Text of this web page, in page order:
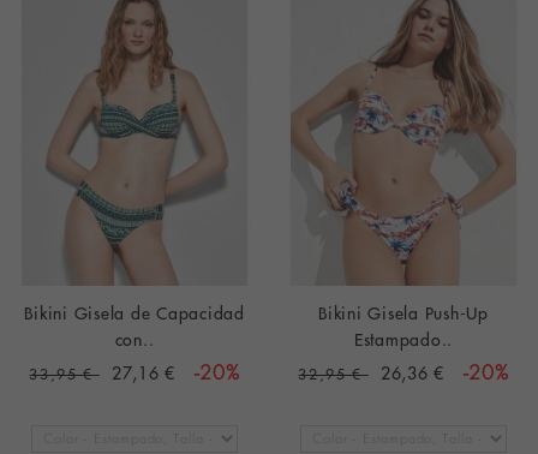
Bikini Gisela de Capacidad
con..
33,95 € 27,16 € -20%
Bikini Gisela Push-Up
Estampado..
32,95 € 26,36 € -20%